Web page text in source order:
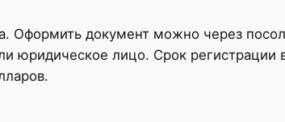
Оформить документ можно через
юридическое лицо. Срок регистрации